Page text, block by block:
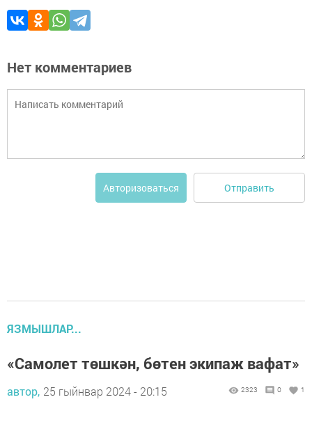
Нет комментариев
Авторизоваться Отправить
ЯЗМЫШЛАР...
«Самолет төшкән, бөтен экипаж вафат»
автор, 25 гыйнвар 2024 - 20:15 2323 0 1